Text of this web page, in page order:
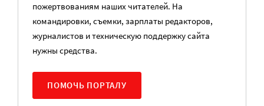
пожертвованиям наших читателей. На
командировки, съемки, зарплаты редакторов,
журналистов и техническую поддержку сайта
нужны средства.
ПОМОЧЬ ПОРТАЛУ